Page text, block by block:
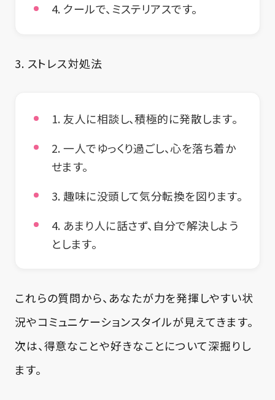
4. クールで、ミステリアスです。
3. ストレス対処法
1. 友人に相談し、積極的に発散します。
2. 一人でゆっくり過ごし、心を落ち着か
せます。
3. 趣味に没頭して気分転換を図ります。
4. あまり人に話さず、自分で解決しよう
とします。
これらの質問から、あなたが力を発揮しやすい状
況やコミュニケーションスタイルが見えてきます。
次は、得意なことや好きなことについて深掘りし
ます。